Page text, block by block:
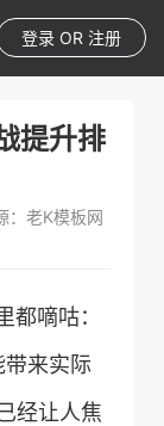
登录 OR 注册
提升排
：老K模板网
都嘀咕：
带来实际
经让人焦